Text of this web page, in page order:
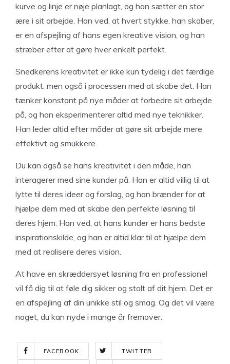
kurve og linje er nøje planlagt, og han sætter en stor
ære i sit arbejde. Han ved, at hvert stykke, han skaber,
er en afspejling af hans egen kreative vision, og han
stræber efter at gøre hver enkelt perfekt.
Snedkerens kreativitet er ikke kun tydelig i det færdige
produkt, men også i processen med at skabe det. Han
tænker konstant på nye måder at forbedre sit arbejde
på, og han eksperimenterer altid med nye teknikker.
Han leder altid efter måder at gøre sit arbejde mere
effektivt og smukkere.
Du kan også se hans kreativitet i den måde, han
interagerer med sine kunder på. Han er altid villig til at
lytte til deres ideer og forslag, og han brænder for at
hjælpe dem med at skabe den perfekte løsning til
deres hjem. Han ved, at hans kunder er hans bedste
inspirationskilde, og han er altid klar til at hjælpe dem
med at realisere deres vision.
At have en skræddersyet løsning fra en professionel
vil få dig til at føle dig sikker og stolt af dit hjem. Det er
en afspejling af din unikke stil og smag. Og det vil være
noget, du kan nyde i mange år fremover.
FACEBOOK TWITTER